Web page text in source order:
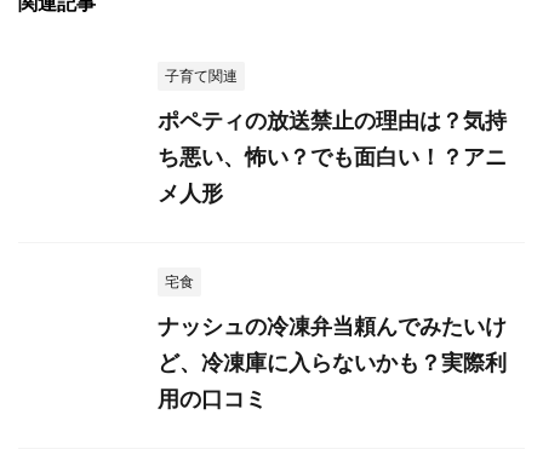
子育て関連
ポペティの放送禁止の理由は？気持
ち悪い、怖い？でも面白い！？アニ
メ人形
宅食
ナッシュの冷凍弁当頼んでみたいけ
ど、冷凍庫に入らないかも？実際利
用の口コミ